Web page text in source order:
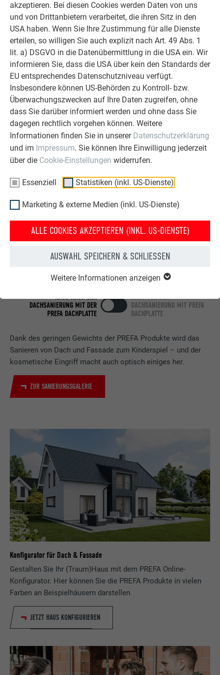
akzeptieren. Bei diesen Cookies werden Daten von uns
und von Drittanbietern verarbeitet, die ihren Sitz in den
USA haben. Wenn Sie Ihre Zustimmung für alle Dienste
erteilen, so willigen Sie auch explizit nach Art. 49 Abs. 1
lit. a) DSGVO in die Datenübermittlung in die USA ein. Wir
informieren Sie, dass die USA über kein den Standards der
EU entsprechendes Datenschutzniveau verfügt.
Insbesondere können US-Behörden zu Kontroll- bzw.
Überwachungszwecken auf Ihre Daten zugreifen, ohne
dass Sie darüber informiert werden und ohne dass Sie
dagegen rechtlich vorgehen können. Weitere
Informationen finden Sie in unserer Datenschutzerklärung
und im Impressum. Sie können Ihre Einwilligung jederzeit
über die Cookie-Einstellungen widerrufen.
Essenziell Statistiken (inkl. US-Dienste)
Marketing & externe Medien (inkl. US-Dienste)
ALLE COOKIES AKZEPTIEREN (INKL. US-DIENSTE)
AUSWAHL SPEICHERN & SCHLIESSEN
Weitere Informationen anzeigen
starker Begleiter zur Seite zu stehen.
Überzeugen Sie sich selbst!
ERFAHRUNGSBERICHTE LESEN
Dank des geringen Gewichts der PREFA Produkte wird das
Sanieren von Dach und Fassade zum Kinderspiel – und der
kosmetische Eingriff macht auch optisch einiges her.
ZUR SANIERUNGSGALERIE
PREFA SANIERUNGSGALERIE
OBJEKTE VOR UND NACH DER SANIERUNG
HAUS NACH DER
DACHSANIERUNG MIT DER
PREFA DACHPLATTE
HAUS VOR DER
DACHSANIERUNG MIT PREFA
DACHPLATTE
Konfigurator für Dach & Fassade
Gestalten Sie Ihr (Traum)Haus mit dem PREFA Online-
Konfigurator. Hier können Sie die PREFA Produkte in vielen
Farben an Beispielhäusern darstellen.
JETZT HAUS KONFIGURIEREN